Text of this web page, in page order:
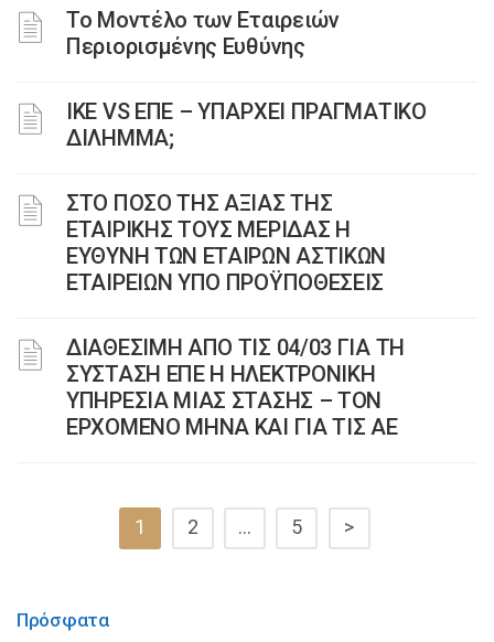
Το Μοντέλο των Εταιρειών
Περιορισμένης Ευθύνης
ΙΚΕ VS ΕΠΕ – ΥΠΑΡΧΕΙ ΠΡΑΓΜΑΤΙΚΟ
ΔΙΛΗΜΜΑ;
ΣΤΟ ΠΟΣΟ ΤΗΣ ΑΞΙΑΣ ΤΗΣ
ΕΤΑΙΡΙΚΗΣ ΤΟΥΣ ΜΕΡΙΔΑΣ Η
ΕΥΘΥΝΗ ΤΩΝ ΕΤΑΙΡΩΝ ΑΣΤΙΚΩΝ
ΕΤΑΙΡΕΙΩΝ ΥΠΟ ΠΡΟΫΠΟΘΕΣΕΙΣ
ΔΙΑΘΕΣΙΜΗ ΑΠΟ ΤΙΣ 04/03 ΓΙΑ ΤΗ
ΣΥΣΤΑΣΗ ΕΠΕ Η ΗΛΕΚΤΡΟΝΙΚΗ
ΥΠΗΡΕΣΙΑ ΜΙΑΣ ΣΤΑΣΗΣ – ΤΟΝ
ΕΡΧΟΜΕΝΟ ΜΗΝΑ ΚΑΙ ΓΙΑ ΤΙΣ ΑΕ
1 2 … 5 >
Πρόσφατα